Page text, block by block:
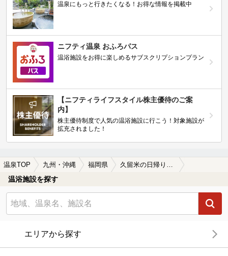
温泉にもっと行きたくなる！お得な情報を掲載中
ニフティ温泉 おふろパス
温浴施設をお得に楽しめるサブスクリプションプラン
【ニフティライフスタイル株主優待のご案
内】
株主優待制度で人気の温浴施設に行こう！対象施設が
拡充されました！
温泉TOP 九州・沖縄 福岡県 久留米の日帰り温泉、スーパー銭湯おすすめ
温浴施設を探す
エリアから探す